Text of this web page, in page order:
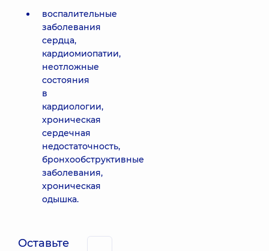
воспалительные
заболевания
сердца,
кардиомиопатии,
неотложные
состояния
в
кардиологии,
хроническая
сердечная
недостаточность,
бронхообструктивные
заболевания,
хроническая
одышка.
Оставьте